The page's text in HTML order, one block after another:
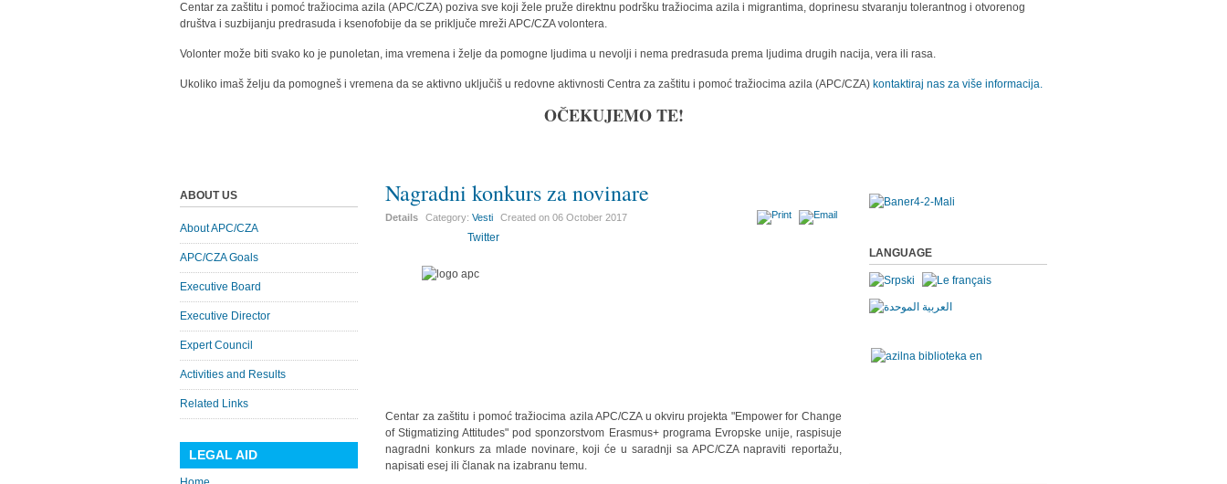
Centar za zaštitu i pomoć tražiocima azila (APC/CZA) poziva sve koji žele pruže direktnu podršku tražiocima azila i migrantima, doprinesu stvaranju tolerantnog i otvorenog
društva i suzbijanju predrasuda i ksenofobije da se priključe mreži APC/CZA volontera.
Volonter može biti svako ko je punoletan, ima vremena i želje da pomogne ljudima u nevolji i nema predrasuda prema ljudima drugih nacija, vera ili rasa.
Ukoliko imaš želju da pomogneš i vremena da se aktivno uključiš u redovne aktivnosti Centra za zaštitu i pomoć tražiocima azila (APC/CZA) kontaktiraj nas za više informacija.
OČEKUJEMO TE!
Nagradni konkurs za novinare
Details Category:Vesti Created on06 October 2017
Twitter
Centar za zaštitu i pomoć tražiocima azila APC/CZA u okviru projekta "Empower for Change
of Stigmatizing Attitudes" pod sponzorstvom Erasmus+ programa Evropske unije, raspisuje
nagradni konkurs za mlade novinare, koji će u saradnji sa APC/CZA napraviti reportažu,
napisati esej ili članak na izabranu temu.
ABOUT US
About APC/CZA
APC/CZA Goals
Executive Board
Executive Director
Expert Council
Activities and Results
Related Links
LEGAL AID
LANGUAGE